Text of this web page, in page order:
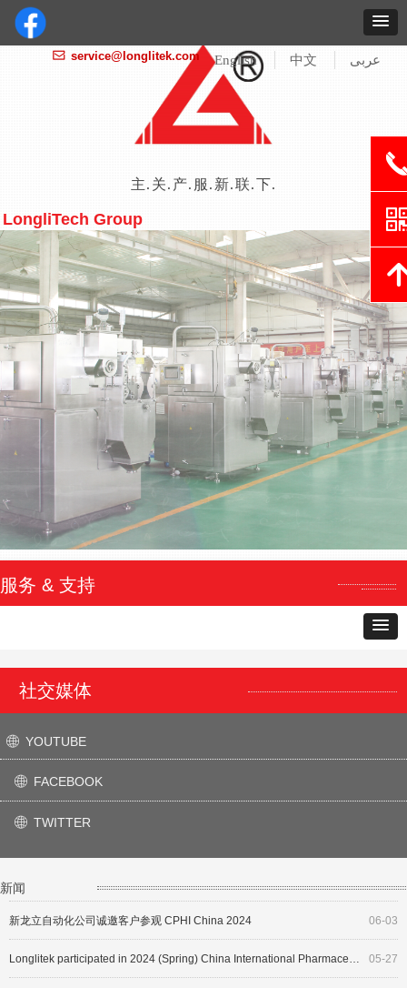
主页 关于我们 产品 / 解决方案 服务 / 支持 新闻 / 展会 联系我们 下载中心
ꂘ service@longlitek.com
LongliTech Group
English 中文 عربى
服务 & 支持
社交媒体
ꄓ YOUTUBE
ꄓ FACEBOOK
ꄓ TWITTER
新闻
Longlitek Invites the Guests to Visit CPHI China 2024
06-03
新龙立自动化公司诚邀客户参观 CPHI China 2024
05-27